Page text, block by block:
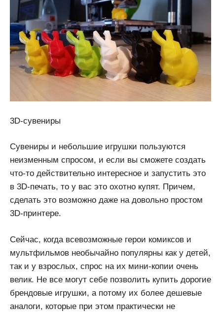
3D-сувениры
Сувениры и небольшие игрушки пользуются
неизменным спросом, и если вы сможете создать
что-то действительно интересное и запустить это
в 3D-печать, то у вас это охотно купят. Причем,
сделать это возможно даже на довольно простом
3D-принтере.
Сейчас, когда всевозможные герои комиксов и
мультфильмов необычайно популярны как у детей,
так и у взрослых, спрос на их мини-копии очень
велик. Не все могут себе позволить купить дорогие
брендовые игрушки, а потому их более дешевые
аналоги, которые при этом практически не